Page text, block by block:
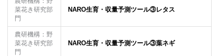
菜花き研究部
門
NARO生育・収量予測ツール③レタス
農研機構：野
菜花き研究部
門
NARO生育・収量予測ツール③葉ネギ